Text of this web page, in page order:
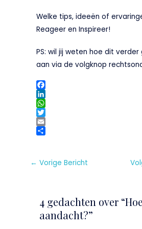
Welke tips, ideeën of
Reageer en Inspireer!
PS: wil jij weten hoe dit
aan via de volgknop
F
a
c
e
b
k
L
i
n
k
W
h
a
A
p
T
w
t
e
E
e
← Vorige Bericht
4 gedachten over
aandacht?”